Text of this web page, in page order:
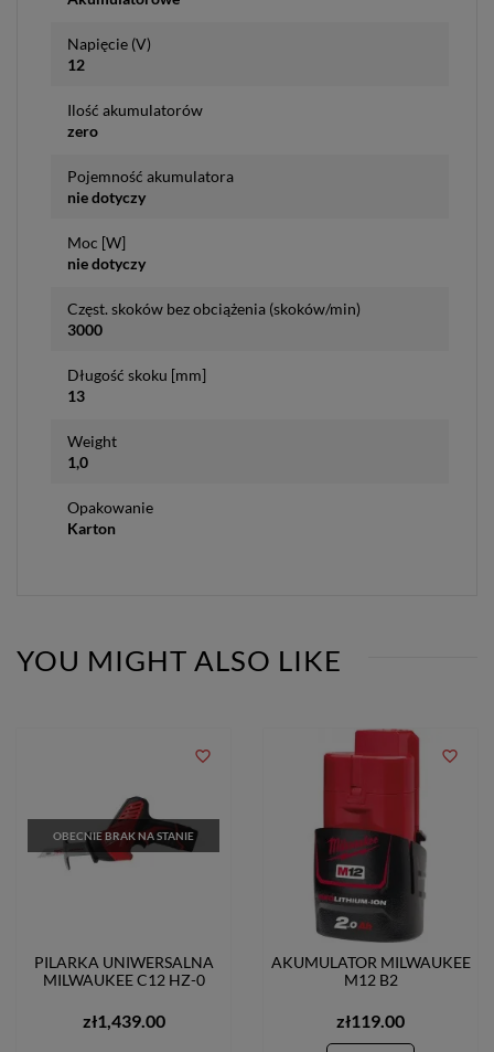
Napięcie (V)
12
Ilość akumulatorów
zero
Pojemność akumulatora
nie dotyczy
Moc [W]
nie dotyczy
Częst. skoków bez obciążenia (skoków/min)
3000
Długość skoku [mm]
13
Weight
1,0
Opakowanie
Karton
YOU MIGHT ALSO LIKE
OBECNIE BRAK NA STANIE
PILARKA UNIWERSALNA
MILWAUKEE C12 HZ-0
zł1,439.00
favorite_border
AKUMULATOR MILWAUKEE
M12 B2
zł119.00
favorite_border